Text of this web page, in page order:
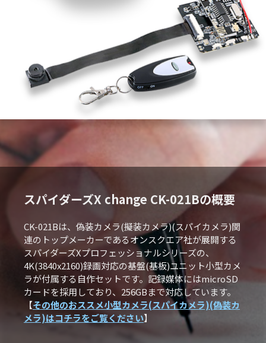
スパイダーズX change CK-021Bの概要
CK-021Bは、偽装カメラ(擬装カメラ)(スパイカメラ)関
連のトップメーカーであるオンスクエア社が展開する
スパイダーズXプロフェッショナルシリーズの、
4K(3840x2160)録画対応の基盤(基板)ユニット小型カメ
ラが付属する自作セットです。記録媒体にはmicroSD
カードを採用しており、256GBまで対応しています。
【その他のおススメ小型カメラ(スパイカメラ)(偽装カ
メラ)はコチラをご覧ください】